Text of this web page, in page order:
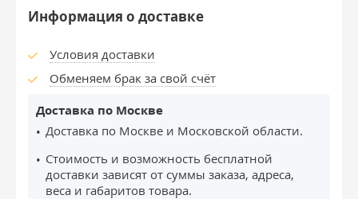
Информация о доставке
Условия доставки
Обменяем брак за свой счёт
Доставка по Москве
Доставка по Москве и Московской области.
Стоимость и возможность бесплатной
доставки зависят от суммы заказа, адреса,
веса и габаритов товара.